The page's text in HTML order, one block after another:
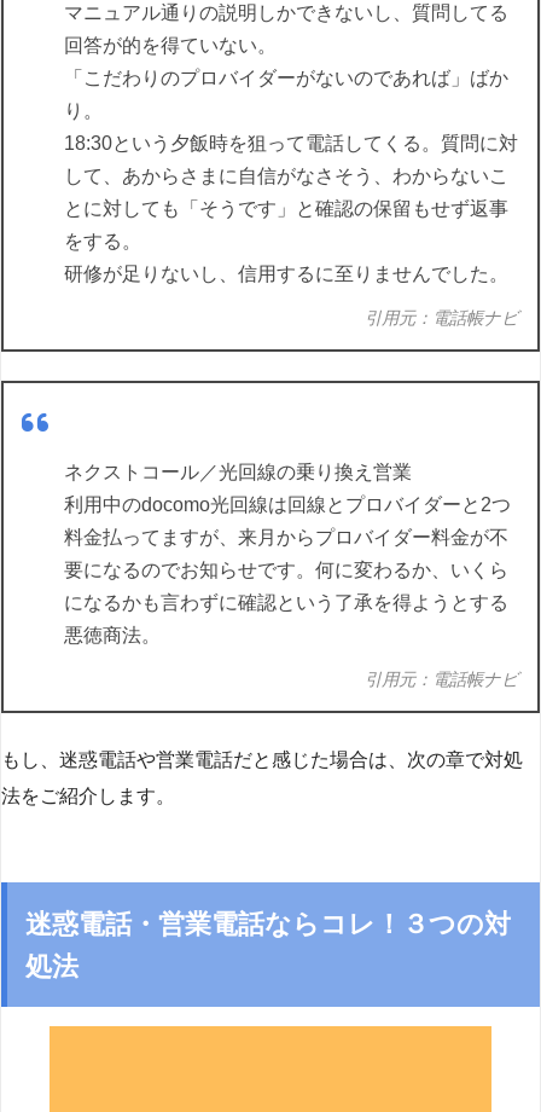
マニュアル通りの説明しかできないし、質問してる
回答が的を得ていない。
「こだわりのプロバイダーがないのであれば」ばか
り。
18:30という夕飯時を狙って電話してくる。質問に対
して、あからさまに自信がなさそう、わからないこ
とに対しても「そうです」と確認の保留もせず返事
をする。
研修が足りないし、信用するに至りませんでした。
引用元：電話帳ナビ
ネクストコール／光回線の乗り換え営業
利用中のdocomo光回線は回線とプロバイダーと2つ
料金払ってますが、来月からプロバイダー料金が不
要になるのでお知らせです。何に変わるか、いくら
になるかも言わずに確認という了承を得ようとする
悪徳商法。
引用元：電話帳ナビ
もし、迷惑電話や営業電話だと感じた場合は、次の章で対処
法をご紹介します。
迷惑電話・営業電話ならコレ！３つの対
処法